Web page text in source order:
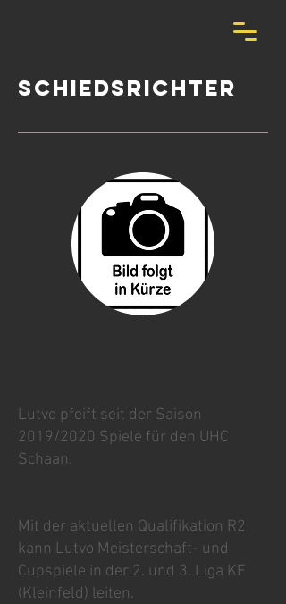
Schiedsrichter
Lutvo pfeift seit der Saison
2019/2020 Spiele für den UHC
Schaan.
Mit der aktuellen Qualifikation R2
kann Lutvo Meisterschaft- und
Cupspiele in der 2. und 3. Liga KF
(Kleinfeld) leiten.